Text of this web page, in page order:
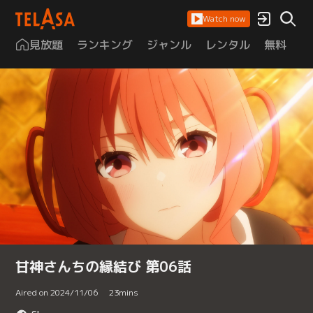
Watch now
見放題 ランキング ジャンル レンタル 無料
甘神さんちの縁結び 第06話
Aired on 2024/11/06 23mins